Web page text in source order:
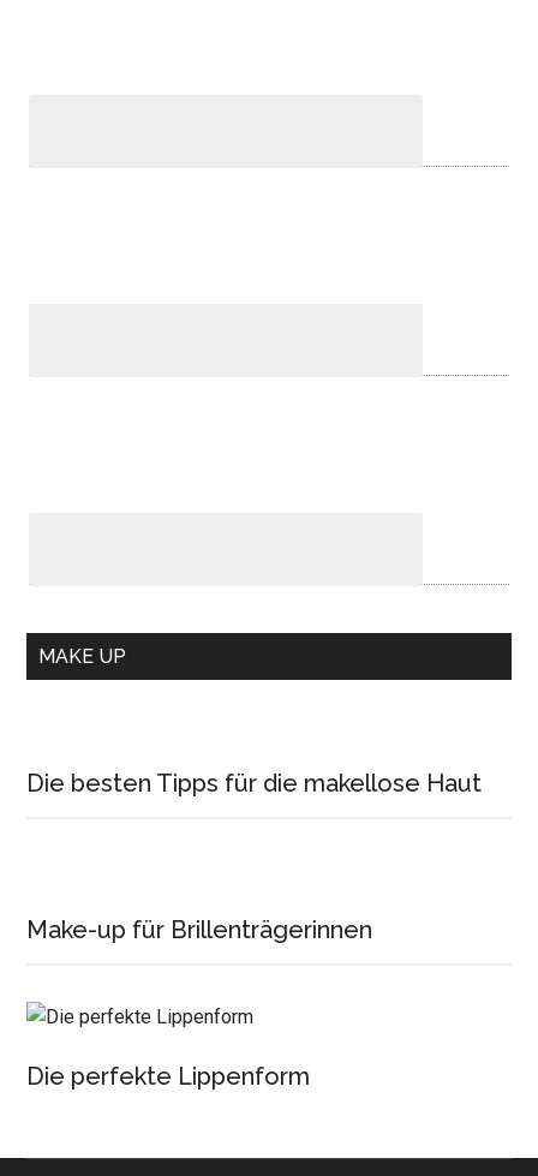
MAKE UP
Die besten Tipps für die makellose Haut
Make-up für Brillenträgerinnen
Die perfekte Lippenform